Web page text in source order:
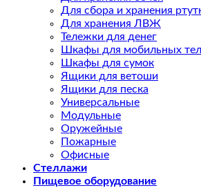
Для сбора и хранения
Для хранения ЛВЖ
Тележки для денег
Шкафы для мобильных
Шкафы для сумок
Ящики для ветоши
Ящики для песка
Универсальные
Модульные
Оружейные
Пожарные
Офисные
Стеллажи
Пищевое оборудование